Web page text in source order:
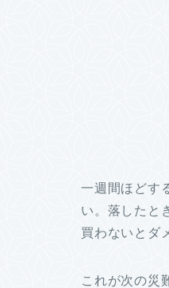
一週間ほどす
い。落したと
買わないとダ
これが次の災